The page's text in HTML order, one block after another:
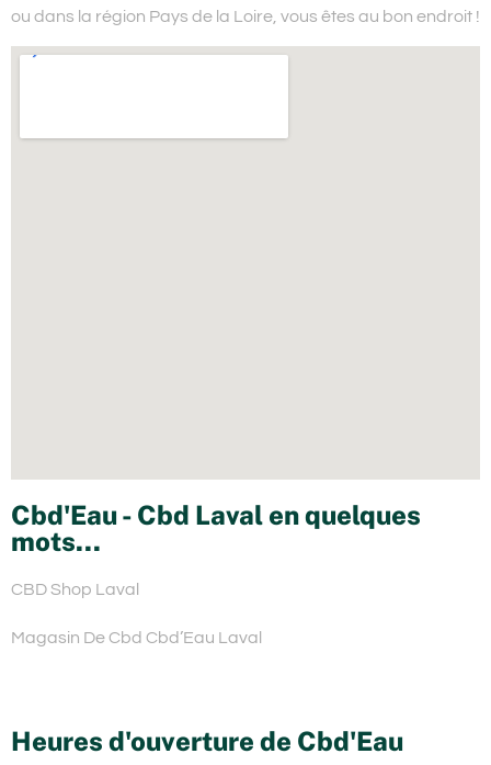
ou dans la région Pays de la Loire, vous êtes au bon endroit !
Cbd'Eau - Cbd Laval en quelques
mots...
CBD Shop Laval
Magasin De Cbd Cbd’Eau Laval
Heures d'ouverture de Cbd'Eau